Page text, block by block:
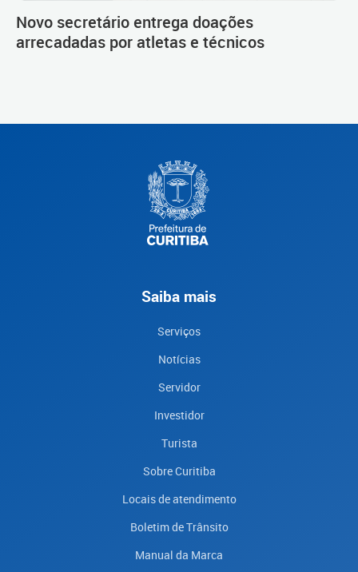
Novo secretário entrega doações
arrecadadas por atletas e técnicos
Saiba mais
Serviços
Notícias
Servidor
Investidor
Turista
Sobre Curitiba
Locais de atendimento
Boletim de Trânsito
Manual da Marca